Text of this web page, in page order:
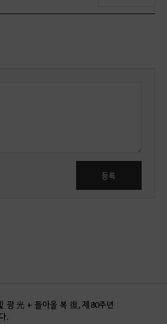
다
등록
광 光 + 돌아올 복 復, 제80주년
.